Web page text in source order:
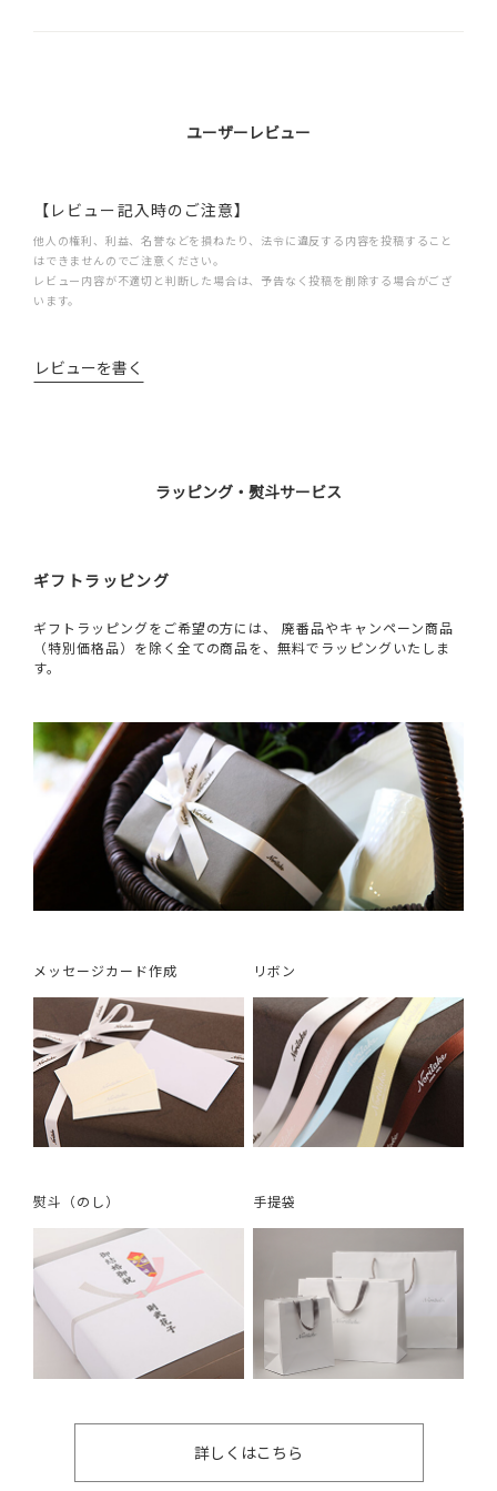
ユーザーレビュー
【レビュー記入時のご注意】
他人の権利、利益、名誉などを損ねたり、法令に違反する内容を投稿すること
はできませんのでご注意ください。
レビュー内容が不適切と判断した場合は、予告なく投稿を削除する場合がござ
います。
レビューを書く
ラッピング・熨斗サービス
ギフトラッピング
ギフトラッピングをご希望の方には、 廃番品やキャンペーン商品
（特別価格品）を除く全ての商品を、無料でラッピングいたしま
す。
メッセージカード作成 リボン
熨斗（のし） 手提袋
詳しくはこちら